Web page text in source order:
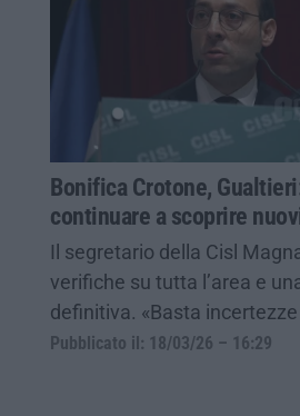
Bonifica Crotone,
continuare a scoprire
Il segretario della Cisl
verifiche su tutta l’area e
definitiva. «Basta
Pubblicato il: 18/03/26 – 16:29